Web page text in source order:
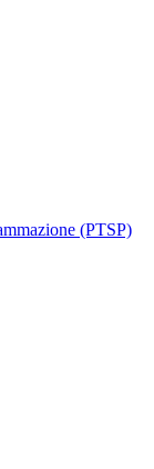
(PTSP)